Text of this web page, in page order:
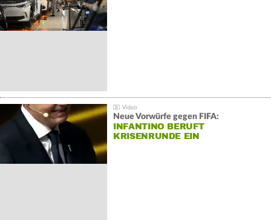
Neue Vorwürfe gegen FIFA:
INFANTINO BERUFT
KRISENRUNDE EIN